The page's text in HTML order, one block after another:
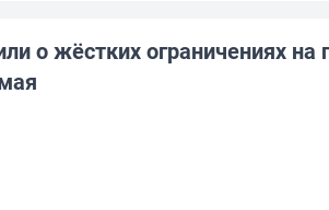
о жёстких ограничениях на